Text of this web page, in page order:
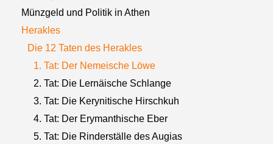
Münzgeld und Politik in Athen
Herakles
Die 12 Taten des Herakles
1. Tat: Der Nemeische Löwe
2. Tat: Die Lernäische Schlange
3. Tat: Die Kerynitische Hirschkuh
4. Tat: Der Erymanthische Eber
5. Tat: Die Rinderställe des Augias